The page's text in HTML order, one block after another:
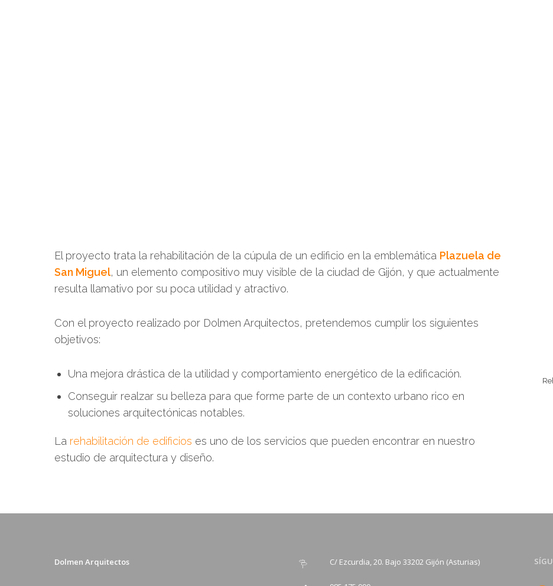
El proyecto trata la rehabilitación de la cúpula de un edificio en la emblemática Plazuela de
San Miguel, un elemento compositivo muy visible de la ciudad de Gijón, y que actualmente
resulta llamativo por su poca utilidad y atractivo.
Con el proyecto realizado por Dolmen Arquitectos, pretendemos cumplir los siguientes
objetivos:
Una mejora drástica de la utilidad y comportamiento energético de la edificación.
Conseguir realzar su belleza para que forme parte de un contexto urbano rico en
soluciones arquitectónicas notables.
La rehabilitación de edificios es uno de los servicios que pueden encontrar en nuestro
estudio de arquitectura y diseño.
Dolmen Arquitectos C/ Ezcurdia, 20. Bajo 33202 Gijón (Asturias)